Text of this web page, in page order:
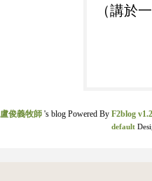
（講於
盧俊義牧師's blog Powered By F2blog
default